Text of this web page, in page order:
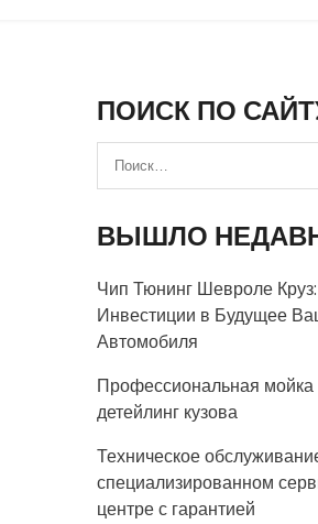
ПОИСК ПО
ВЫШЛО
Чип Тюнинг Шевроле Круз:
Инвестиции в Будущее
Автомобиля
Профессиональная мойка
детейлинг кузова
Техническое
специализированном
центре с гарантией